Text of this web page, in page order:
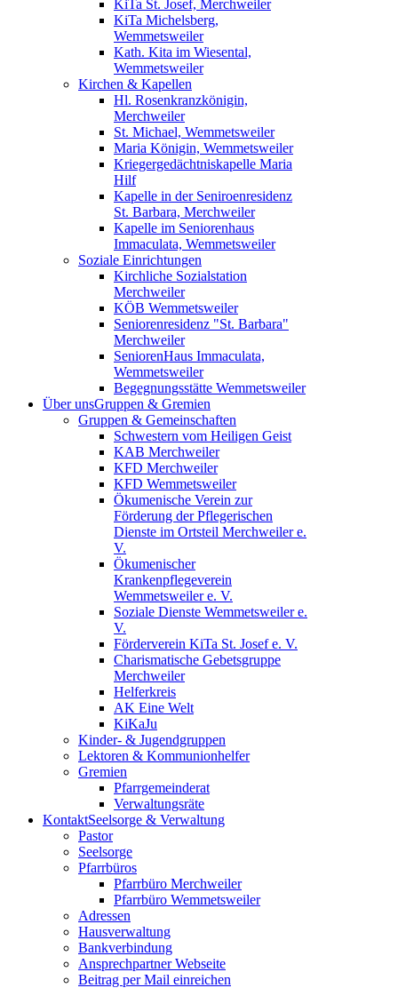
KiTa St. Josef, Merchweiler
KiTa Michelsberg,
Wemmetsweiler
Kath. Kita im Wiesental,
Wemmetsweiler
Kirchen & Kapellen
Hl. Rosenkranzkönigin,
Merchweiler
St. Michael, Wemmetsweiler
Maria Königin, Wemmetsweiler
Kriegergedächtniskapelle Maria
Hilf
Kapelle in der Seniroenresidenz
St. Barbara, Merchweiler
Kapelle im Seniorenhaus
Immaculata, Wemmetsweiler
Soziale Einrichtungen
Kirchliche Sozialstation
Merchweiler
KÖB Wemmetsweiler
Seniorenresidenz "St. Barbara"
Merchweiler
SeniorenHaus Immaculata,
Wemmetsweiler
Begegnungsstätte Wemmetsweiler
Über unsGruppen & Gremien
Gruppen & Gemeinschaften
Schwestern vom Heiligen Geist
KAB Merchweiler
KFD Merchweiler
KFD Wemmetsweiler
Ökumenische Verein zur
Förderung der Pflegerischen
Dienste im Ortsteil Merchweiler e.
V.
Ökumenischer
Krankenpflegeverein
Wemmetsweiler e. V.
Soziale Dienste Wemmetsweiler e.
V.
Förderverein KiTa St. Josef e. V.
Charismatische Gebetsgruppe
Merchweiler
Helferkreis
AK Eine Welt
KiKaJu
Kinder- & Jugendgruppen
Lektoren & Kommunionhelfer
Gremien
Pfarrgemeinderat
Verwaltungsräte
KontaktSeelsorge & Verwaltung
Pastor
Seelsorge
Pfarrbüros
Pfarrbüro Merchweiler
Pfarrbüro Wemmetsweiler
Adressen
Hausverwaltung
Bankverbindung
Ansprechpartner Webseite
Beitrag per Mail einreichen